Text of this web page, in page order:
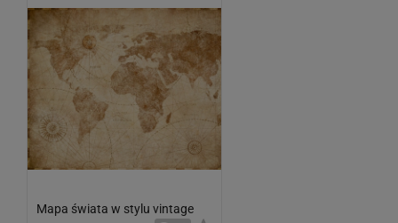
Mapa świata w stylu vintage